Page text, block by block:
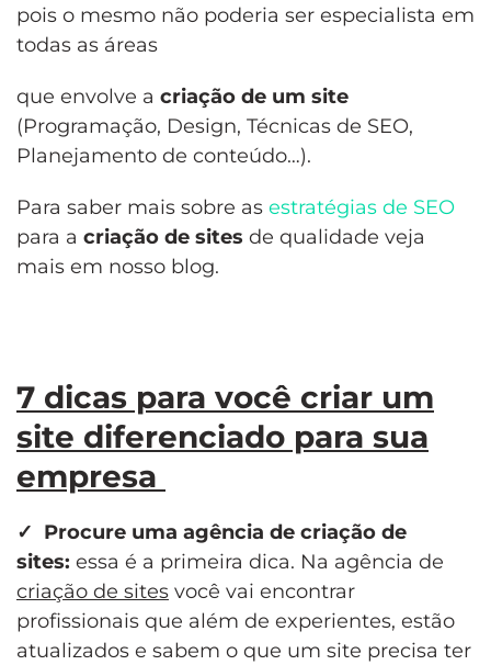
pois o mesmo não poderia ser especialista em
todas as áreas
que envolve a criação de um site
(Programação, Design, Técnicas de SEO,
Planejamento de conteúdo…).
Para saber mais sobre as estratégias de SEO
para a criação de sites de qualidade veja
mais em nosso blog.
7 dicas para você criar um
site diferenciado para sua
empresa
✓ Procure uma agência de criação de
sites: essa é a primeira dica. Na agência de
criação de sites você vai encontrar
profissionais que além de experientes, estão
atualizados e sabem o que um site precisa ter